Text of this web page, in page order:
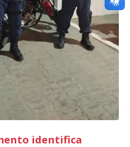
Kennedy.
para o desenvolvimento total
também foi demonstrado ao
de depoimentos
e professores no decorrer da
coordenada, integrada e
educacional.
identifica